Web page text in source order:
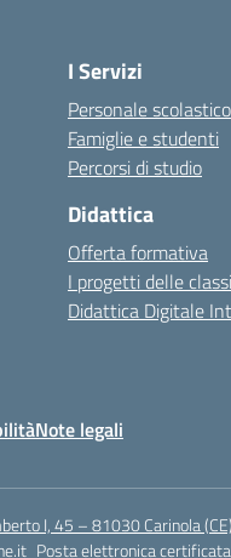
I Servizi
Personale scolastico
Famiglie e studenti
Percorsi di studio
Didattica
Offerta formativa
I progetti delle classi
Didattica Digitale
Note legali
I, 45 – 81030 Carinola (CE)
Posta elettronica certificata